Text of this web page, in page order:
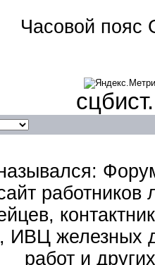
Часовой пояс
работников
железных
работ и